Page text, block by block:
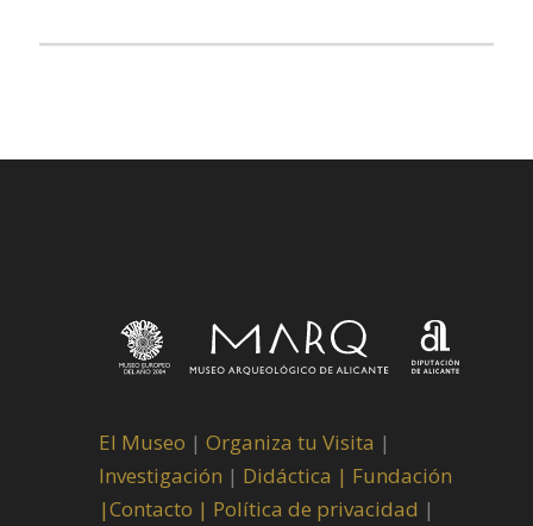
El Museo | Organiza tu Visita |
Investigación | Didáctica | Fundación
|Contacto | Política de privacidad |